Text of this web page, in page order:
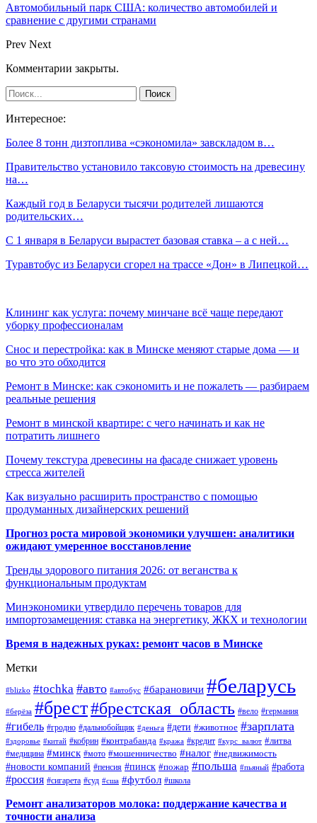
Автомобильный парк США: количество автомобилей и
сравнение с другими странами
Prev Next
Комментарии закрыты.
Интересное:
Более 8 тонн дизтоплива «сэкономила» завскладом в…
Правительство установило таксовую стоимость на древесину
на…
Каждый год в Беларуси тысячи родителей лишаются
родительских…
С 1 января в Беларуси вырастет базовая ставка – а с ней…
Туравтобус из Беларуси сгорел на трассе «Дон» в Липецкой…
Клининг как услуга: почему минчане всё чаще передают
уборку профессионалам
Снос и перестройка: как в Минске меняют старые дома — и
во что это обходится
Ремонт в Минске: как сэкономить и не пожалеть — разбираем
реальные решения
Ремонт в минской квартире: с чего начинать и как не
потратить лишнего
Почему текстура древесины на фасаде снижает уровень
стресса жителей
Как визуально расширить пространство с помощью
продуманных дизайнерских решений
Прогноз роста мировой экономики улучшен: аналитики
ожидают умеренное восстановление
Тренды здорового питания 2026: от веганства к
функциональным продуктам
Минэкономики утвердило перечень товаров для
импортозамещения: ставка на энергетику, ЖКХ и технологии
Время в надежных руках: ремонт часов в Минске
Метки
#blizko #tochka #авто #автобус #барановичи #беларусь
#берёза #брест#брестская_область #вело #германия
#гибель #гродно #дальнобойщик #деньга #дети #животное #зарплата
#здоровье #китай #кобрин #контрабанда #кража #кредит #курс_валют #литва
#медицина #минск #мото #мошенничество #налог #недвижимость
#новости компаний #пенсия #пинск #пожар #польша #пьяный #работа
#россия #сигарета #суд #сша #футбол #школа
Ремонт анализаторов молока: поддержание качества и
точности анализа